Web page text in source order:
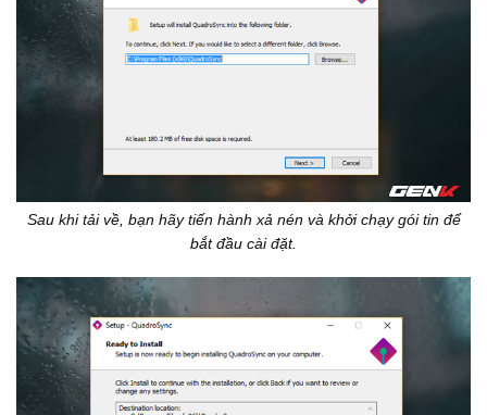
Sau khi tải về, bạn hãy tiến hành xả nén và khởi chạy gói tin để
bắt đầu cài đặt.